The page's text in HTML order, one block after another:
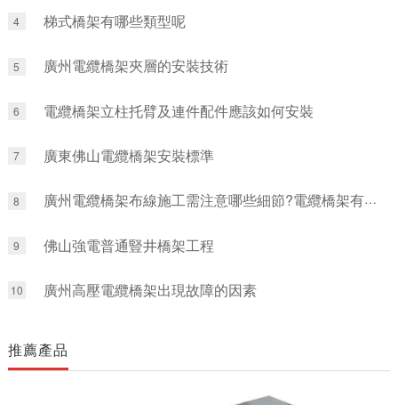
4 梯式橋架有哪些類型呢
5 廣州電纜橋架夾層的安裝技術
6 電纜橋架立柱托臂及連件配件應該如何安裝
7 廣東佛山電纜橋架安裝標準
8 廣州電纜橋架布線施工需注意哪些細節?電纜橋架有哪些常見故障?
9 佛山強電普通豎井橋架工程
10 廣州高壓電纜橋架出現故障的因素
推薦產品